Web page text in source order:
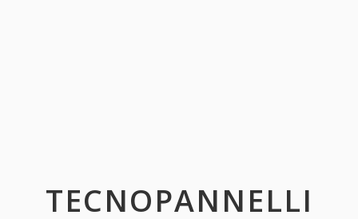
TECNOPANNELLI